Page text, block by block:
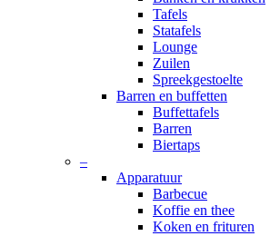
Tafels
Statafels
Lounge
Zuilen
Spreekgestoelte
Barren en buffetten
Buffettafels
Barren
Biertaps
–
Apparatuur
Barbecue
Koffie en thee
Koken en frituren